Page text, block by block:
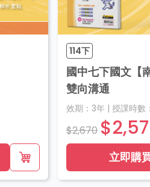
114下
國中七下國文【
雙向溝通
效期： 3年 | 授課時數：
$2,670
立即購